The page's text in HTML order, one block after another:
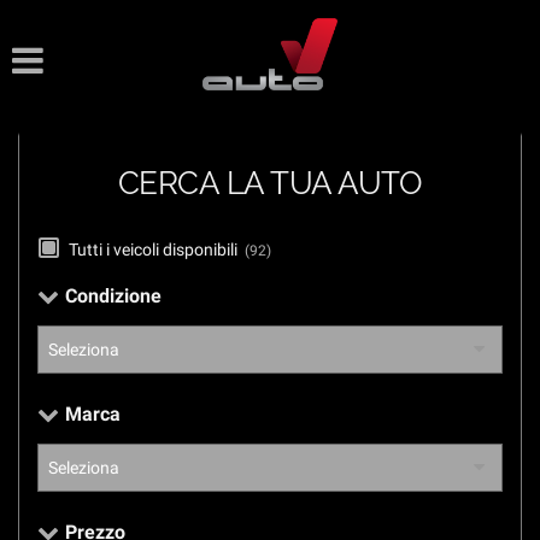
CERCA LA TUA AUTO
Tutti i veicoli disponibili (92)
Condizione
Marca
Prezzo
tue
pannello
ti
esprimere
tue
preferenze
alle
di